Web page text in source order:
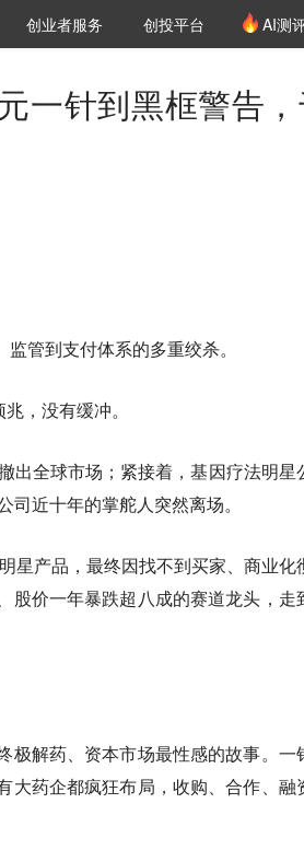
创投氪堂
创业者服务 创投平台 AI测
一针到黑框警告
管到支付体系的多重绞杀。
，没有缓冲。
出全球市场；紧接着，基因疗法明星
近十年的掌舵人突然离场。
星产品，最终因找不到买家、商业化
股价一年暴跌超八成的赛道龙头，走
极解药、资本市场最性感的故事。一
大药企都疯狂布局，收购、合作、融